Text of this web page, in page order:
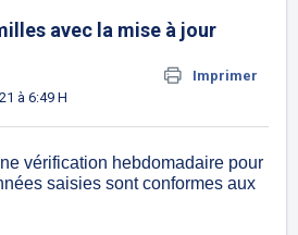
avec la mise à jour
Imprimer
à 6:49 H
vérification hebdomadaire pour
saisies sont conformes aux